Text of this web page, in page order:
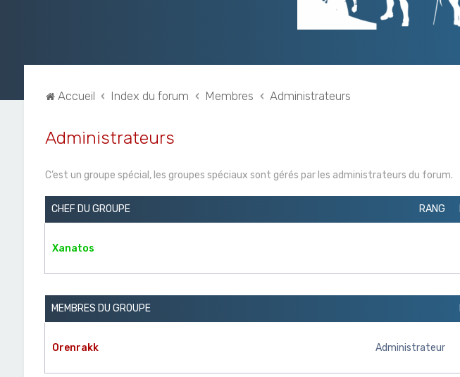
Accueil Index du forum Membres Administrateurs
Administrateurs
C’est un groupe spécial, les groupes spéciaux sont gérés par les administrateurs du forum.
RANG
CHEF DU GROUPE
Xanatos
MEMBRES DU GROUPE
Administrateur
Orenrakk